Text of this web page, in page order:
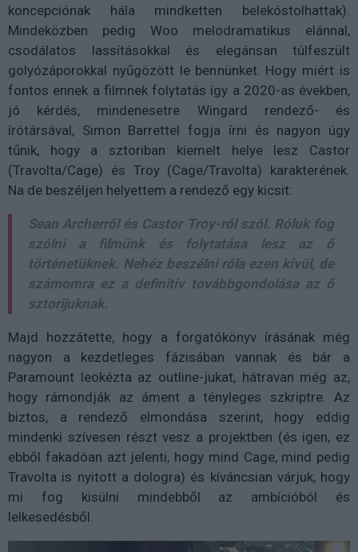
koncepciónak hála mindketten belekóstolhattak).
Mindeközben pedig Woo melodramatikus elánnal,
csodálatos lassításokkal és elegánsan túlfeszült
golyózáporokkal nyűgözött le bennünket. Hogy miért is
fontos ennek a filmnek folytatás így a 2020-as években,
jó kérdés, mindenesetre Wingard rendező- és
írótársával, Simon Barrettel fogja írni és nagyon úgy
tűnik, hogy a sztoriban kiemelt helye lesz Castor
(Travolta/Cage) és Troy (Cage/Travolta) karakterének.
Na de beszéljen helyettem a rendező egy kicsit:
Sean Archerről és Castor Troy-ról szól. Róluk fog
szólni a filmünk és folytatása lesz az ő
történetüknek. Nehéz beszélni róla ezen kívül, de
számomra ez a definitív továbbgondolása az ő
sztorijuknak.
Majd hozzátette, hogy a forgatókönyv írásának még
nagyon a kezdetleges fázisában vannak és bár a
Paramount leokézta az outline-jukat, hátravan még az,
hogy rámondják az áment a tényleges szkriptre. Az
biztos, a rendező elmondása szerint, hogy eddig
mindenki szívesen részt vesz a projektben (és igen, ez
ebből fakadóan azt jelenti, hogy mind Cage, mind pedig
Travolta is nyitott a dologra) és kíváncsian várjuk, hogy
mi fog kisülni mindebből az ambícióból és
lelkesedésből.